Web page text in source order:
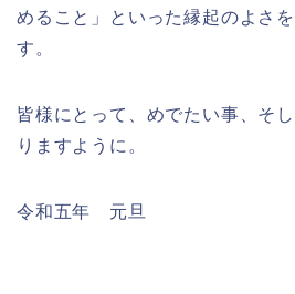
めること」といった縁起のよさ
す。
皆様にとって、めでたい事、そ
りますように。
令和五年 元旦